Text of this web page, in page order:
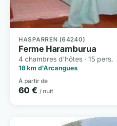
HASPARREN (64240)
Ferme Haramburua
4 chambres d'hôtes · 15 pers.
18 km d'Arcangues
À partir de
60 € / nuit